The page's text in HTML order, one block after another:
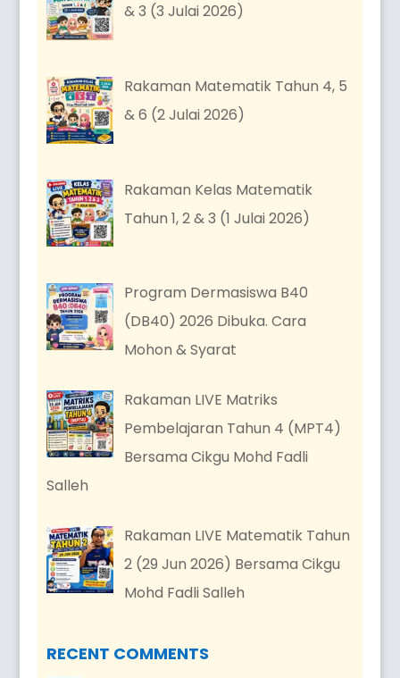
& 3 (3 Julai 2026)
Rakaman Matematik Tahun 4, 5
& 6 (2 Julai 2026)
Rakaman Kelas Matematik
Tahun 1, 2 & 3 (1 Julai 2026)
Program Dermasiswa B40
(DB40) 2026 Dibuka. Cara
Mohon & Syarat
Rakaman LIVE Matriks
Pembelajaran Tahun 4 (MPT4)
Bersama Cikgu Mohd Fadli
Salleh
Rakaman LIVE Matematik Tahun
2 (29 Jun 2026) Bersama Cikgu
Mohd Fadli Salleh
RECENT COMMENTS